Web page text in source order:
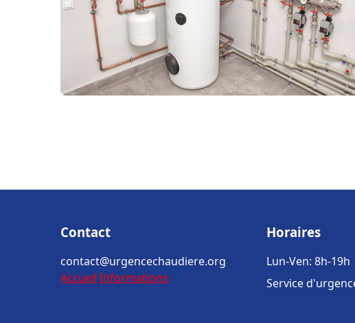
Contact
contact@urgencechaudiere.org
Accueil Informations
Horaires
Lun-Ven: 8h-19h
Service